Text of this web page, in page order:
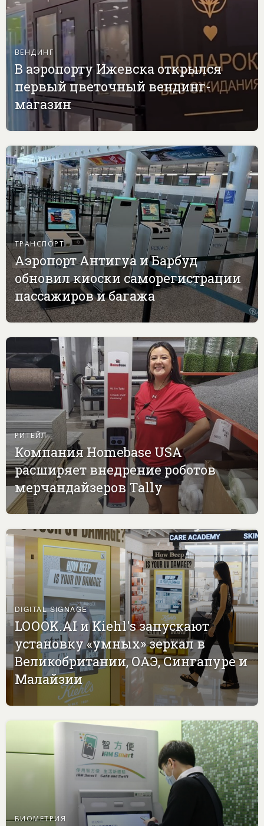
ВЕНДИНГ
В аэропорту Ижевска открылся
первый цветочный вендинг-
магазин
ТРАНСПОРТ
Аэропорт Антигуа и Барбуд
обновил киоски саморегистрации
пассажиров и багажа
РИТЕЙЛ
Компания Homebase USA
расширяет внедрение роботов
мерчандайзеров Tally
DIGITAL SIGNAGE
LOOOK.AI и Kiehl's запускают
установку «умных» зеркал в
Великобритании, ОАЭ, Сингапуре и
Малайзии
БИОМЕТРИЯ